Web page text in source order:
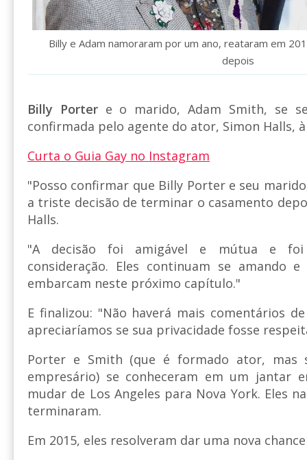
Billy e Adam namoraram por um ano, reataram em
depois
Billy Portere o marido, Adam Smith, se
confirmada pelo agente do ator, Simon Halls,
Curta o Guia Gay no Instagram
"Posso confirmar que Billy Porter e seu
a triste decisão de terminar o casamento
Halls.
"A decisão foi amigável e mútua e
consideração. Eles continuam se amando
embarcam neste próximo capítulo."
E finalizou: "Não haverá mais comentários
apreciaríamos se sua privacidade fosse
Porter e Smith (que é formado ator, mas
empresário) se conheceram em um jantar
mudar de Los Angeles para Nova York. Eles
terminaram.
Em 2015, eles resolveram dar uma nova